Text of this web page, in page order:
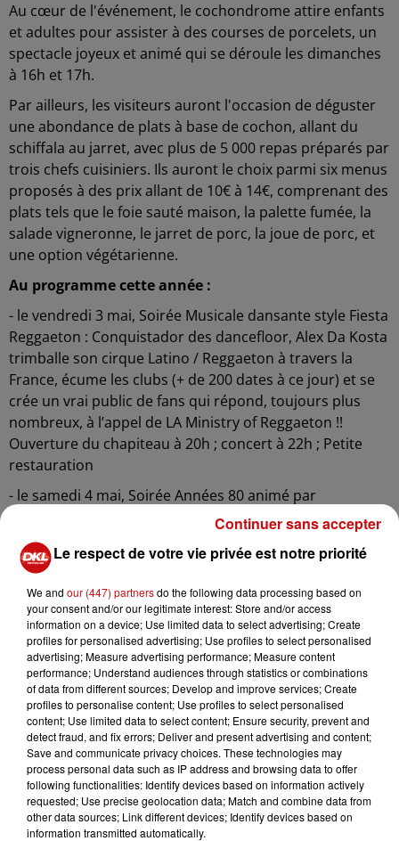
Au cœur de l'événement, le cochondrome attire enfants
et adultes pour assister à des courses de porcelets, un
spectacle joyeux et animé qui se déroule les dimanches
à 16h et 17h.
Par ailleurs, les visiteurs auront l'occasion de déguster
une abondance de plats à base de cochon, allant du
schiffala au jarret, avec plus de 5 000 repas préparés par
trois chefs cuisiniers. Ils auront le choix parmi six menus
proposés à des prix allant de 10€ à 14€, comprenant des
plats tels que le foie sauté maison, la palette fumée, la
salade vigneronne, le jarret de porc, la joue de porc, et
une option végétarienne.
Au programme cette année :
- le vendredi 3 mai, Soirée Musicale dansante style Fiesta
Reggaeton : Conquistador des dancefloor, Alex Da Kosta
trimballe son cirque Latino / Reggaeton à travers la
France, écume les clubs (+ de 200 dates à ce jour) et se
crée un vrai public de fans qui répond, toujours plus
nombreux, à l’appel de LA Ministry of Reggaeton !!
Ouverture du chapiteau à 20h ; concert à 22h ; Petite
restauration
- le samedi 4 mai, Soirée Années 80 animé par
Challenger ; ouverture du chapiteau à 19h. Tous repas
possibles.
- le dimanche 5 mai, Election des Miss, suivi de son bal
animé par Collins' Orchestra ; ouverture du chapiteau à
12h. Restauration à partir de 12h et 18h30. Bal de 13h30
à 18h / Reprise 20h30 à 23h. Entrée libre
balade gourmande du Cochonnet : parcours de 9 km
dans le village et la forêt ungershermoise alentour.
Départ toutes les 15 minutes, sous le chapiteau, entre
9h30 et 11h. Places limitées
1e halte : apéritif, bretzel - 2e halte : entrée (salade
vigneronne) - 3e halte intermède rafraîchissant (trou
alsacien) - 4e halte repas au choix café dessert sous
chapiteau.
Réservation avant le 1e mai : SPAETY Jean-Marie -06 70
Le respect de votre vie privée est notre priorité
We and our (447) partnersdo the following data processing based on
your consent and/or our legitimate interest: Store and/or access
information on a device; Use limited data to select advertising; Create
profiles for personalised advertising; Use profiles to select personalised
advertising; Measure advertising performance; Measure content
performance; Understand audiences through statistics or combinations
of data from different sources; Develop and improve services; Create
profiles to personalise content; Use profiles to select personalised
content; Use limited data to select content; Ensure security, prevent and
detect fraud, and fix errors; Deliver and present advertising and content;
Save and communicate privacy choices. These technologies may
process personal data such as IP address and browsing data to offer
following functionalities: Identify devices based on information actively
requested; Use precise geolocation data; Match and combine data from
other data sources; Link different devices; Identify devices based on
information transmitted automatically.
Continuer sans accepter